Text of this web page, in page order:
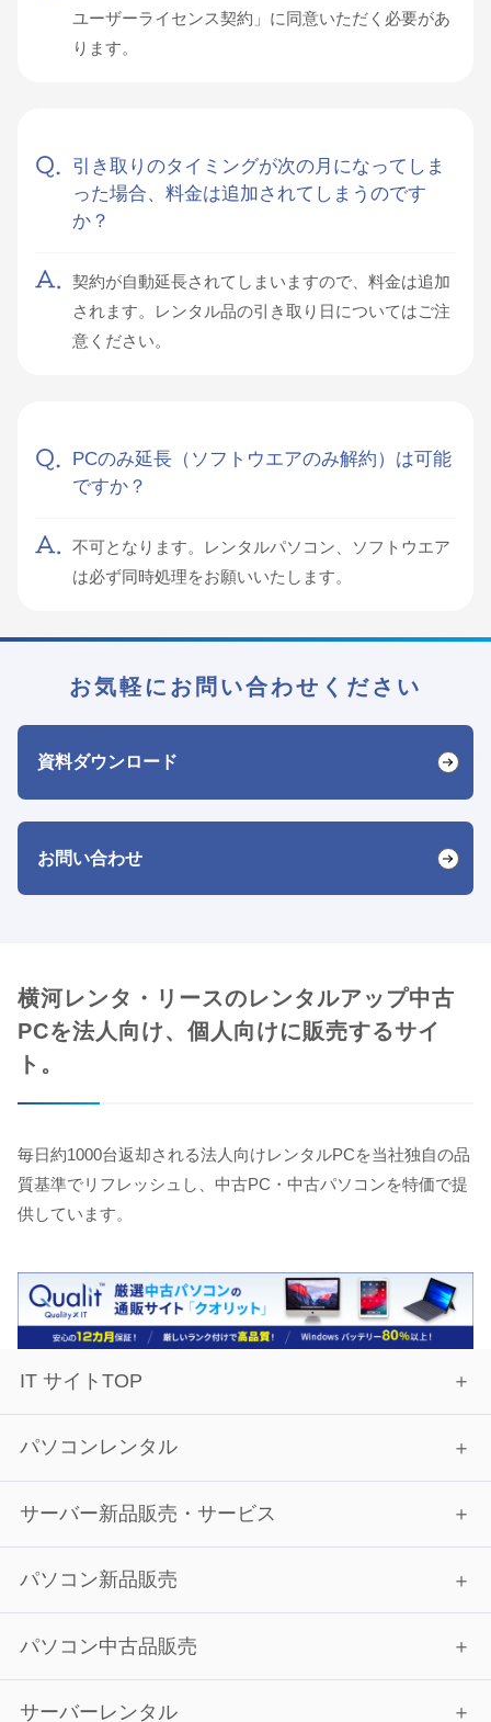
ユーザーライセンス契約」に同意いただく必要があ
ります。
引き取りのタイミングが次の月になってしま
った場合、料金は追加されてしまうのです
か？
契約が自動延長されてしまいますので、料金は追加
されます。レンタル品の引き取り日についてはご注
意ください。
PCのみ延長（ソフトウエアのみ解約）は可能
ですか？
不可となります。レンタルパソコン、ソフトウエア
は必​​​​ず同時処理をお願いいたします。
お気軽にお問い合わせください
資料ダウンロード
お問い合わせ
横河レンタ・リースのレンタルアップ中古
PCを法人向け、個人向けに販売するサイ
ト。
毎日約1000台返却される法人向けレンタルPCを当社独自の品
質基準でリフレッシュし、中古PC・中古パソコンを特価で提
供しています。
IT サイトTOP
パソコンレンタル
サーバー新品販売・サービス
パソコン新品販売
パソコン中古品販売
サーバーレンタル